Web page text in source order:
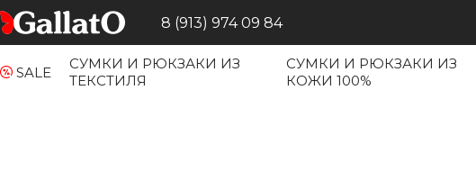
8 (913) 974 09 84
SALE
СУМКИ И РЮКЗАКИ ИЗ
ТЕКСТИЛЯ
СУМКИ И РЮКЗАКИ ИЗ
КОЖИ 100%